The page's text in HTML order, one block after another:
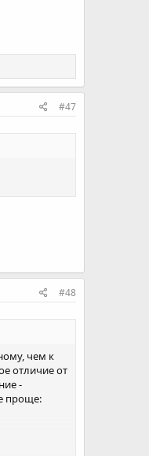
#47
#48
чем к
отличие от
-
проще: